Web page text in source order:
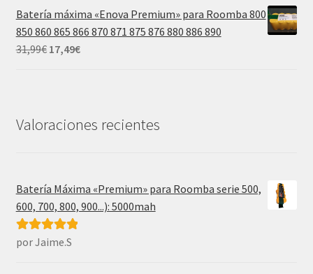
original
era:
31,99€.
actual
es:
17,49€.
Batería máxima «Enova Premium» para Roomba 800
850 860 865 866 870 871 875 876 880 886 890
31,99€ El
31,99€.
17,49€El
Valoraciones recientes
Batería Máxima «Premium» para Roomba serie 500,
600, 700, 800, 900...): 5000mah
Valorado con
por Jaime.S